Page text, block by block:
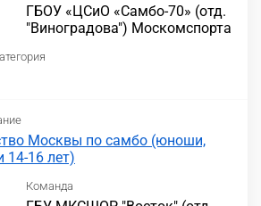
ГБОУ «ЦСиО «Самбо-70» (отд.
"Виноградова") Москомспорта
Москвы по самбо (юноши,
14-16 лет)
Команда